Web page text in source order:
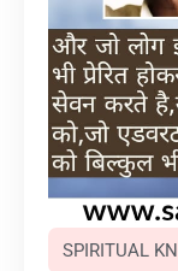
SPIRITUAL